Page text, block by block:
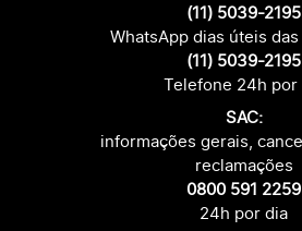
(11) 5039-2195
WhatsApp dias úteis
(11) 5039-2195
Telefone 24h por
SAC:
informações gerais,
reclamações
0800 591 2259
24h por dia